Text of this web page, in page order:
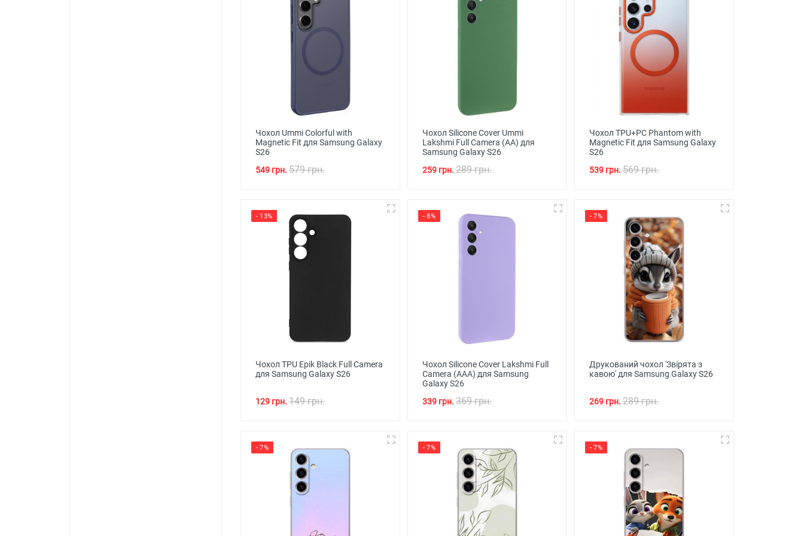
Чохол Ummi Colorful with
Magnetic Fit для Samsung Galaxy
S26
549 грн. 579 грн.
Чохол Silicone Cover Ummi
Lakshmi Full Camera (AA) для
Samsung Galaxy S26
259 грн. 289 грн.
Чохол TPU+PC Phantom with
Magnetic Fit для Samsung Galaxy
S26
539 грн. 569 грн.
- 13%
Чохол TPU Epik Black Full Camera
для Samsung Galaxy S26
129 грн. 149 грн.
- 8%
Чохол Silicone Cover Lakshmi Full
Camera (AAA) для Samsung
Galaxy S26
339 грн. 369 грн.
- 7%
Друкований чохол 'Звірята з
кавою' для Samsung Galaxy S26
269 грн. 289 грн.
- 7% - 7% - 7%